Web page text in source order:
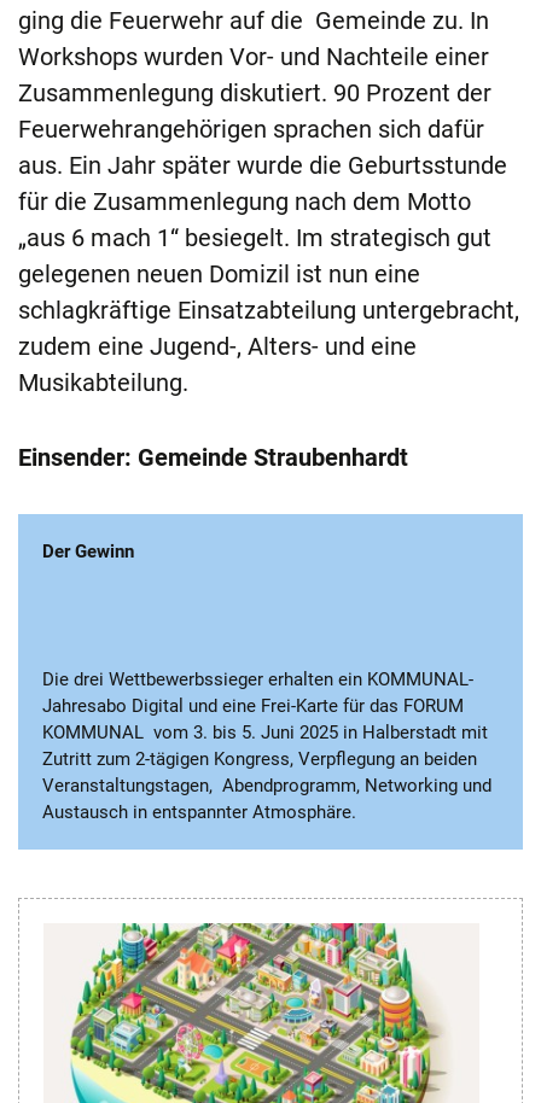
ging die Feuerwehr auf die Gemeinde zu. In
Workshops wurden Vor- und Nachteile einer
Zusammenlegung diskutiert. 90 Prozent der
Feuerwehrangehörigen sprachen sich dafür
aus. Ein Jahr später wurde die Geburtsstunde
für die Zusammenlegung nach dem Motto
„aus 6 mach 1“ besiegelt. Im strategisch gut
gelegenen neuen Domizil ist nun eine
schlagkräftige Einsatzabteilung untergebracht,
zudem eine Jugend-, Alters- und eine
Musikabteilung.
Einsender: Gemeinde Straubenhardt
Der Gewinn
Die drei Wettbewerbssieger erhalten ein KOMMUNAL-
Jahresabo Digital und eine Frei-Karte für das FORUM
KOMMUNAL vom 3. bis 5. Juni 2025 in Halberstadt mit
Zutritt zum 2-tägigen Kongress, Verpflegung an beiden
Veranstaltungstagen, Abendprogramm, Networking und
Austausch in entspannter Atmosphäre.